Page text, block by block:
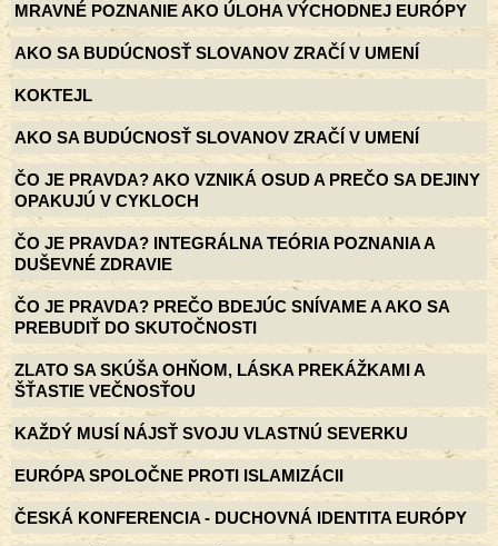
MRAVNÉ POZNANIE AKO ÚLOHA VÝCHODNEJ EURÓPY
AKO SA BUDÚCNOSŤ SLOVANOV ZRAČÍ V UMENÍ
KOKTEJL
AKO SA BUDÚCNOSŤ SLOVANOV ZRAČÍ V UMENÍ
ČO JE PRAVDA? AKO VZNIKÁ OSUD A PREČO SA DEJINY
OPAKUJÚ V CYKLOCH
ČO JE PRAVDA? INTEGRÁLNA TEÓRIA POZNANIA A
DUŠEVNÉ ZDRAVIE
ČO JE PRAVDA? PREČO BDEJÚC SNÍVAME A AKO SA
PREBUDIŤ DO SKUTOČNOSTI
ZLATO SA SKÚŠA OHŇOM, LÁSKA PREKÁŽKAMI A
ŠŤASTIE VEČNOSŤOU
KAŽDÝ MUSÍ NÁJSŤ SVOJU VLASTNÚ SEVERKU
EURÓPA SPOLOČNE PROTI ISLAMIZÁCII
ČESKÁ KONFERENCIA - DUCHOVNÁ IDENTITA EURÓPY